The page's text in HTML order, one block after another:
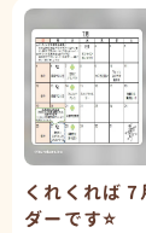
くれくれば 7
ダーです⭐️